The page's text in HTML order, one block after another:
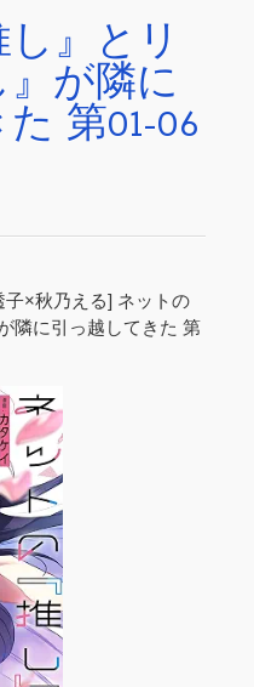
』とリ
が隣に
第01-06
×秋乃える] ネットの
隣に引っ越してきた 第